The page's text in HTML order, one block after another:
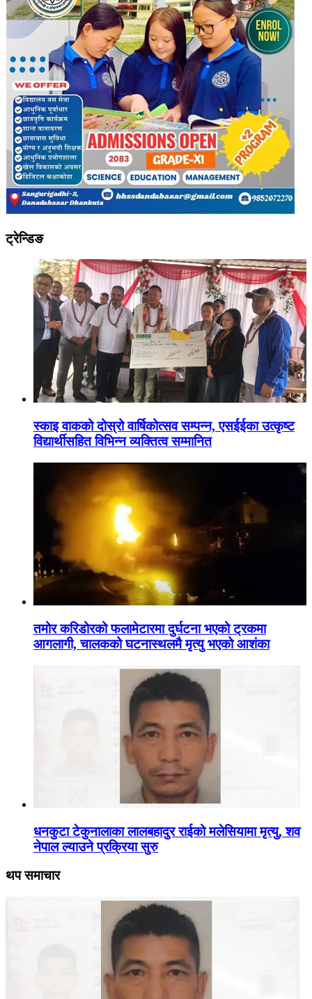
ट्रेन्डिङ
स्काइ वाकको दोस्रो वार्षिकोत्सव सम्पन्न, एसईईका उत्कृष्ट
विद्यार्थीसहित विभिन्न व्यक्तित्व सम्मानित
तमोर करिडोरको फलामेटारमा दुर्घटना भएको ट्रकमा
आगलागी, चालकको घटनास्थलमै मृत्यु भएको आशंका
धनकुटा टेकुनालाका लालबहादुर राईको मलेसियामा मृत्यु, शव
नेपाल ल्याउने प्रक्रिया सुरु
थप समाचार